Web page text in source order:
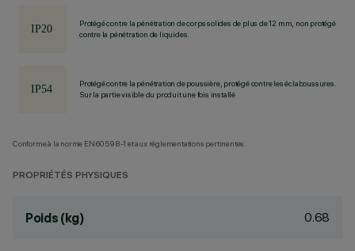
Protégé contre la pénétration de corps solides de plus de 12 mm, non protégé
contre la pénétration de liquides.
Protégé contre la pénétration de poussière, protégé contre les éclaboussures.
Sur la partie visible du produit une fois installé
Conforme à la norme EN60598-1 et aux réglementations pertinentes.
PROPRIÉTÉS PHYSIQUES
Poids (kg) 0.68